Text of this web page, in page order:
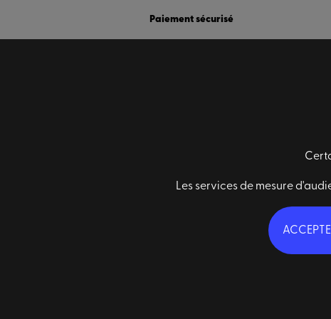
Les services de mesure
Paiement sécurisé